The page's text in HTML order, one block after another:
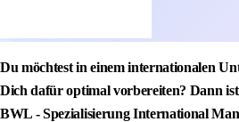
Du möchtest in einem internationalen
Dich dafür optimal vorbereiten? Dann
BWL - Spezialisierung International